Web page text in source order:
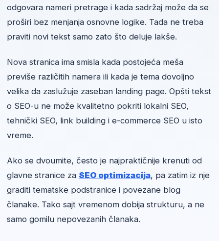
odgovara nameri pretrage i kada sadržaj može da se
proširi bez menjanja osnovne logike. Tada ne treba
praviti novi tekst samo zato što deluje lakše.
Nova stranica ima smisla kada postojeća meša
previše različitih namera ili kada je tema dovoljno
velika da zaslužuje zaseban landing page. Opšti tekst
o SEO-u ne može kvalitetno pokriti lokalni SEO,
tehnički SEO, link building i e-commerce SEO u isto
vreme.
Ako se dvoumite, često je najpraktičnije krenuti od
glavne stranice za SEO optimizacija, pa zatim iz nje
graditi tematske podstranice i povezane blog
članake. Tako sajt vremenom dobija strukturu, a ne
samo gomilu nepovezanih članaka.